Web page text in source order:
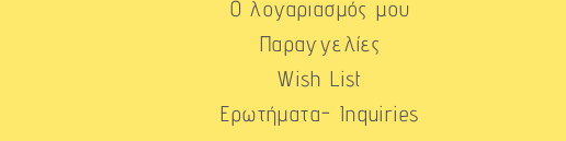
Ο λογαριασμός μου
Παραγγελίες
Wish List
Ερωτήματα- Inquiries